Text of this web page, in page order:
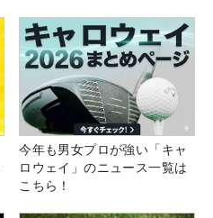
今年も男女プロが強い「キャ
ロウェイ」のニュース一覧は
こちら！